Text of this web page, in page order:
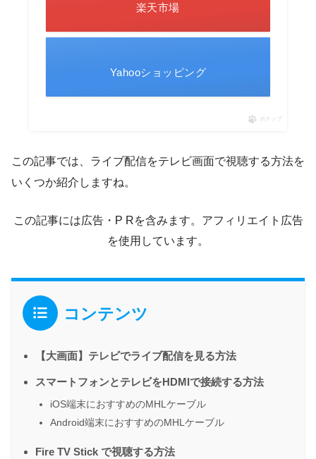
楽天市場
Yahooショッピング
ポチップ
この記事では、ライブ配信をテレビ画面で視聴する方法を
いくつか紹介しますね。
この記事には広告・P Rを含みます。アフィリエイト広告
を使用しています。
コンテンツ
【大画面】テレビでライブ配信を見る方法
スマートフォンとテレビをHDMIで接続する方法
iOS端末におすすめのMHLケーブル
Android端末におすすめのMHLケーブル
Fire TV Stick で視聴する方法